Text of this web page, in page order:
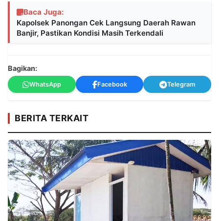
Baca Juga:
Kapolsek Panongan Cek Langsung Daerah Rawan
Banjir, Pastikan Kondisi Masih Terkendali
Bagikan:
WhatsApp Facebook Telegram
BERITA TERKAIT